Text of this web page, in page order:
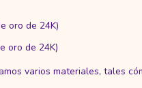
oro de 24K)
oro de 24K)
varios materiales, tales